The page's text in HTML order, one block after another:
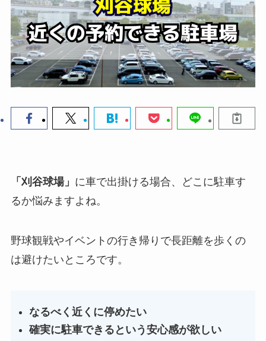
「刈谷球場」 に車で出掛ける場合、どこに駐車す
るか悩みますよね。
野球観戦やイベントの行き帰りで長距離を歩くの
は避けたいところです。
なるべく近くに停めたい
確実に駐車できるという安心感が欲しい